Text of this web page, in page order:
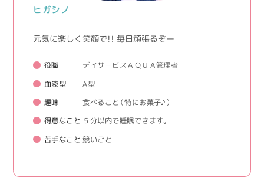
ヒガシノ
元気に楽しく笑顔で！！ 毎日頑張るぞー
役職 デイサービスＡＱＵＡ管理者
血液型 A型
趣味 食べること（特にお菓子♪）
得意なこと ５分以内で睡眠できます。
苦手なこと 競いごと